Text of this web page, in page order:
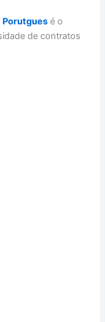
Porutgues é o
de contratos